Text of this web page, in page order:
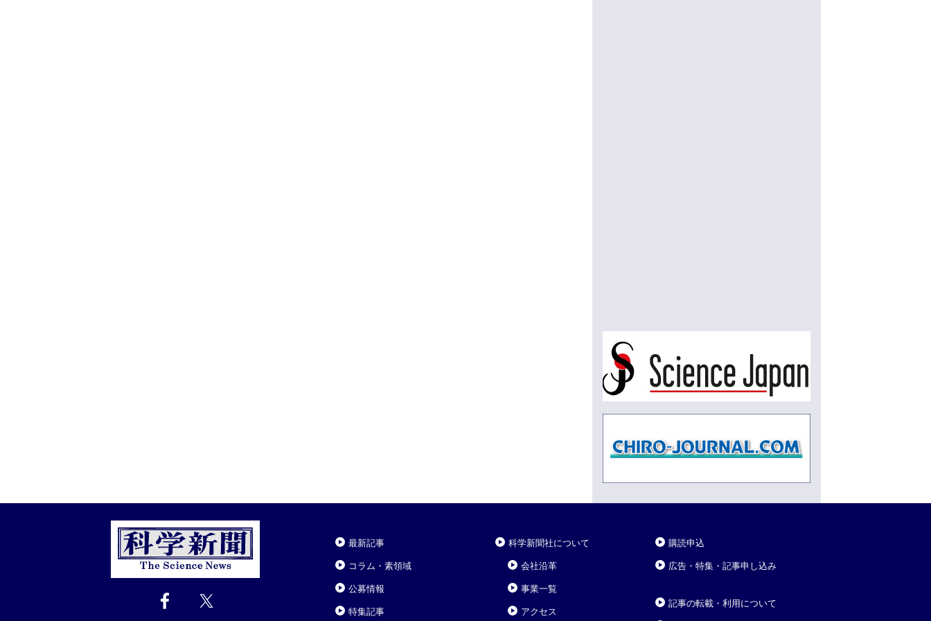
最新記事
コラム・素領域
公募情報
特集記事
科学新聞社について
会社沿革
事業一覧
アクセス
購読申込
広告・特集・記事申し込み
記事の転載・利用について